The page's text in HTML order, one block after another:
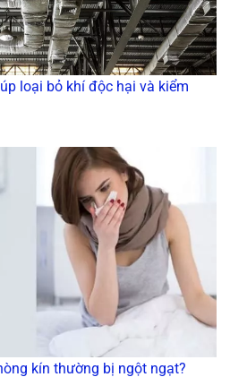
loại bỏ khí độc hại và kiểm
kín thường bị ngột ngạt?